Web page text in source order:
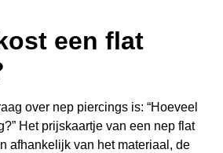
een flat
over nep piercings is: “Hoeveel
Het prijskaartje van een nep flat
afhankelijk van het materiaal, de